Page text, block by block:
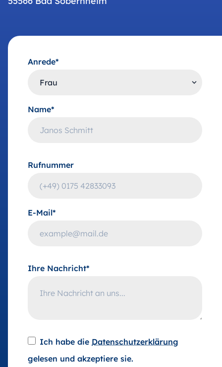
Anrede*
Name*
Rufnummer
E-Mail*
Ihre Nachricht*
Ich habe die Datenschutzerklärung
gelesen und akzeptiere sie.